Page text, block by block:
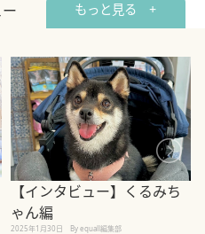
もっと見る +
【インタビュー】くるみち
ゃん編
2025年1月30日 By equall編集部